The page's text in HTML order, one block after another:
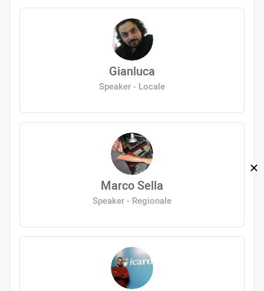
Gianluca
Speaker - Locale
Marco Sella
Speaker - Regionale